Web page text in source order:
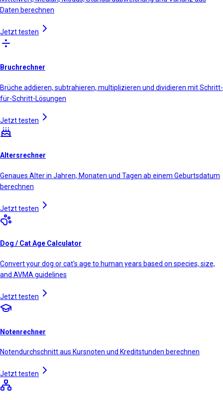
Daten berechnen
Jetzt testen
Bruchrechner
Brüche addieren, subtrahieren, multiplizieren und dividieren mit Schritt-
für-Schritt-Lösungen
Jetzt testen
Altersrechner
Genaues Alter in Jahren, Monaten und Tagen ab einem Geburtsdatum
berechnen
Jetzt testen
Dog / Cat Age Calculator
Convert your dog or cat's age to human years based on species, size,
and AVMA guidelines
Jetzt testen
Notenrechner
Notendurchschnitt aus Kursnoten und Kreditstunden berechnen
Jetzt testen